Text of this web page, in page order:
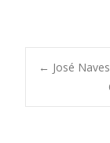
← José